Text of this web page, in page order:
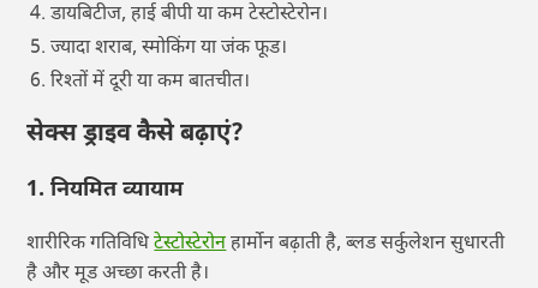
डायबिटीज, हाई बीपी या कम टेस्टोस्टेरोन।
ज्यादा शराब, स्मोकिंग या जंक फूड।
रिश्तों में दूरी या कम बातचीत।
सेक्स ड्राइव कैसे बढ़ाएं?
1. नियमित व्यायाम
शारीरिक गतिविधिटेस्टोस्टेरोनहार्मोन बढ़ाती है, ब्लड सर्कुलेशन सुधारती
है और मूड अच्छा करती है।